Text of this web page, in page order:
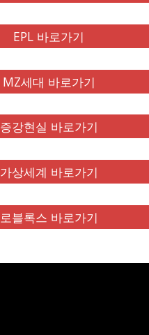
EPL 바로가기
MZ세대 바로가기
증강현실 바로가기
가상세계 바로가기
로블록스 바로가기